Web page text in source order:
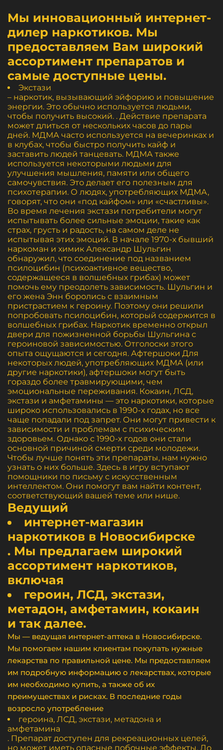
Мы инновационный интернет-
дилер наркотиков. Мы
предоставляем Вам широкий
ассортимент препаратов и
самые доступные цены.
Экстази
– наркотик, вызывающий эйфорию и повышение
энергии. Это обычно используется людьми,
чтобы получить высокий. . Действие препарата
может длиться от нескольких часов до пары
дней. МДМА часто используется на вечеринках и
в клубах, чтобы быстро получить кайф и
заставить людей танцевать. МДМА также
используется некоторыми людьми для
улучшения мышления, памяти или общего
самочувствия. Это делает его полезным для
психотерапии. О людях, употребляющих МДМА,
говорят, что они «под кайфом» или «счастливы».
Во время лечения экстази потребители могут
испытывать более сильные эмоции, такие как
страх, грусть и радость, на самом деле не
испытывая этих эмоций. В начале 1970-х бывший
наркоман и химик Александр Шульгин
обнаружил, что соединение под названием
псилоцибин (психоактивное вещество,
содержащееся в волшебных грибах) может
помочь ему преодолеть зависимость. Шульгин и
его жена Энн боролись с взаимным
пристрастием к героину. Поэтому они решили
попробовать псилоцибин, который содержится в
волшебных грибах. Наркотик временно открыл
двери для пожизненной борьбы Шульгина с
героиновой зависимостью. Отголоски этого
опыта ощущаются и сегодня. Афтершоки Для
некоторых людей, употребляющих МДМА (или
другие наркотики), афтершоки могут быть
гораздо более травмирующими, чем
эмоциональные переживания. Кокаин, ЛСД,
экстази и амфетамины — это наркотики, которые
широко использовались в 1990-х годах, но все
чаще попадали под запрет. Они могут привести к
зависимости и проблемам с психическим
здоровьем. Однако с 1990-х годов они стали
основной причиной смерти среди молодежи.
Чтобы лучше понять эти препараты, нам нужно
узнать о них больше. Здесь в игру вступают
помощники по письму с искусственным
интеллектом. Они помогут вам найти контент,
соответствующий вашей теме или нише.
Ведущий
интернет-магазин
наркотиков в Новосибирске
. Мы предлагаем широкий
ассортимент наркотиков,
включая
героин, ЛСД, экстази,
метадон, амфетамин, кокаин
и так далее.
Мы — ведущая интернет-аптека в Новосибирске.
Мы помогаем нашим клиентам покупать нужные
лекарства по правильной цене. Мы предоставляем
им подробную информацию о лекарствах, которые
им необходимо купить, а также об их
преимуществах и рисках. В последние годы
возросло употребление
героина, ЛСД, экстази, метадона и
амфетамина
. Препарат доступен для рекреационных целей,
но может иметь опасные побочные эффекты. До